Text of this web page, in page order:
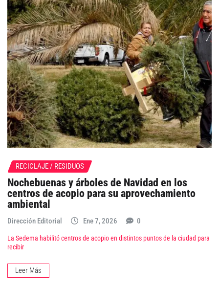
RECICLAJE / RESIDUOS
Nochebuenas y árboles de Navidad en los
centros de acopio para su aprovechamiento
ambiental
Dirección Editorial Ene 7, 2026 0
La Sedema habilitó centros de acopio en distintos puntos de la ciudad para
recibir
Leer Más